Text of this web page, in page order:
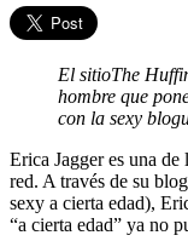
El sitioThe
hombre que
con la sexy
Erica Jagger es una de
red. A través de su
sexy a cierta edad),
“a cierta edad” ya no